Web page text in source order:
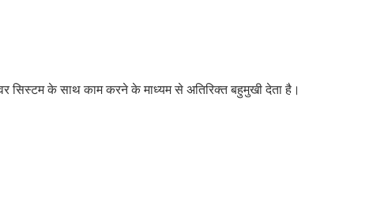
सिस्टम के साथ काम करने के माध्यम से अतिरिक्त बहुमुखी देता है।